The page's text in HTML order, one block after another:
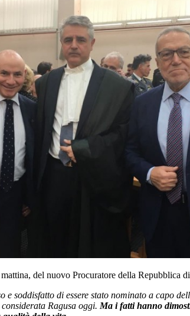
del nuovo Procuratore della Repubblica
e soddisfatto di essere stato nominato a capo
Ragusa oggi. Ma i fatti hanno